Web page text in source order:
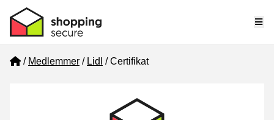
Home
Medlemmer Lidl Certifikat